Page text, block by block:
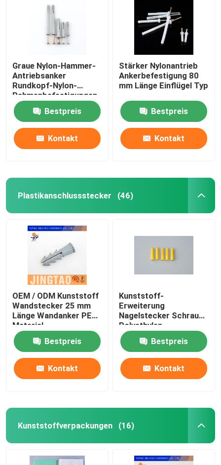
Graue Nylon-Hammer-
Antriebsanker
Rundkopf-Nylon-
Rahmenbefestigungen
Bestpreis
Kontakt
Stärker Nylonantrieb
Ankerbefestigung 80
mm Länge Einflügel Typ
Bestpreis
Kontakt
Plastikanschlussstecker (46)
OEM / ODM Kunststoff
Wandstecker 25 mm
Länge Wandanker PE
Material
Bestpreis
Kontakt
Kunststoff-
Erweiterung
Nagelstecker Schraube
Polyethylen
Wandstecker Anker
Bestpreis
Kontakt
Kunststoffverpackungen (16)